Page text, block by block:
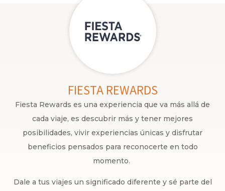
FIESTA REWARDS
Fiesta Rewards es una experiencia que va más allá de
cada viaje, es descubrir más y tener mejores
posibilidades, vivir experiencias únicas y disfrutar
beneficios pensados para reconocerte en todo
momento.
Dale a tus viajes un significado diferente y sé parte del